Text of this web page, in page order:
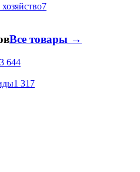
7
Все товары →
3 644
1 317